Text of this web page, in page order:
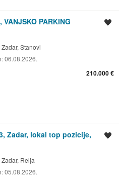
VANJSKO PARKING
Zadar, Stanovi
06.08.2026.
210.000 €
Zadar, lokal top pozicije,
Zadar, Relja
05.08.2026.